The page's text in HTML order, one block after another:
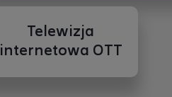
Telewizja
internetowa OTT